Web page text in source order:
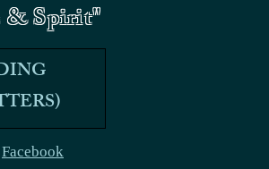
& Spirit"
Facebook